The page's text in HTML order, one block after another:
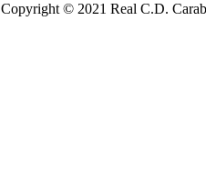
Copyright © 2021 Real C.D.